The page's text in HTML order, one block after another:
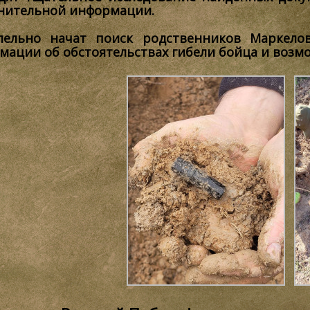
информации.
начат поиск родственников
об обстоятельствах гибели бойца и